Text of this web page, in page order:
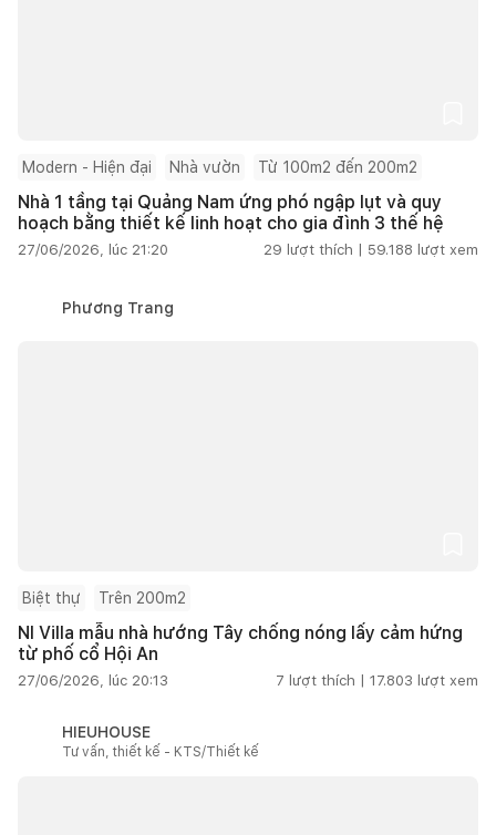
Modern - Hiện đại Nhà vườn Từ 100m2 đến 200m2
Nhà 1 tầng tại Quảng Nam ứng phó ngập lụt và quy
hoạch bằng thiết kế linh hoạt cho gia đình 3 thế hệ
27/06/2026, lúc 21:20 29 lượt thích | 59.188 lượt xem
Phương Trang
Biệt thự Trên 200m2
NI Villa mẫu nhà hướng Tây chống nóng lấy cảm hứng
từ phố cổ Hội An
27/06/2026, lúc 20:13 7 lượt thích | 17.803 lượt xem
HIEUHOUSE
Tư vấn, thiết kế - KTS/Thiết kế